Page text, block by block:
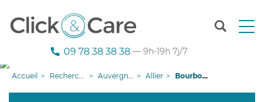
T
n
09 78 38 38 38 — 9h-19h 7j/7
Accueil Recherche aide à domicile Auvergne-Rhône-Alpes Allier Bourbon-l'Archambault